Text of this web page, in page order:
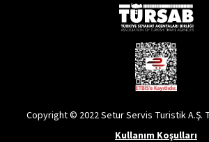
Copyright © 2022 Setur Servis Turistik A.Ş.
Kullanım Koşulları